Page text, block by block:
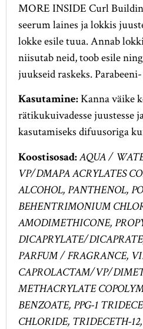
MORE INSIDE Curl
seerum laines ja lokkis
lokke esile tuua. Annab
niisutab neid, toob esile
juukseid raskeks.
Kasutamine:Kanna väike
rätikukuivadesse juustesse
kasutamiseks difuusoriga
Koostisosad:AQUA /
VP/DMAPA ACRYLATES
ALCOHOL, PANTHENOL,
BEHENTRIMONIUM
AMODIMETHICONE,
DICAPRYLATE/
PARFUM / FRAGRANCE,
CAPROLACTAM/VP/
METHACRYLATE
BENZOATE, PPG-1
CHLORIDE, TRIDECETH-